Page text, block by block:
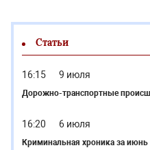
Статьи
16:15 9 июля
Дорожно-транспортные
16:20 6 июля
Криминальная хроника за